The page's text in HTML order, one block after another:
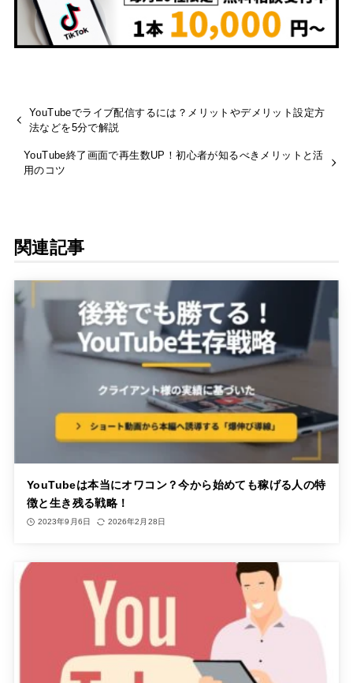
YouTubeでライブ配信するには？メリットやデメリット設定方
法などを5分で解説
YouTube終了画面で再生数UP！初心者が知るべきメリットと活
用のコツ
関連記事
YouTubeは本当にオワコン？今から始めても稼げる人の特
徴と生き残る戦略！
2023年9月6日 2026年2月28日